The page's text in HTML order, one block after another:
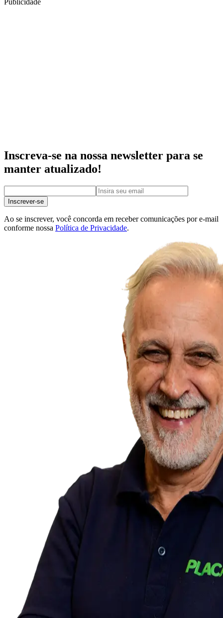
Publicidade
Inscreva-se na nossa newsletter para se
manter atualizado!
Inscrever-se
Ao se inscrever, você concorda em receber comunicações por e-mail
conforme nossa Política de Privacidade.